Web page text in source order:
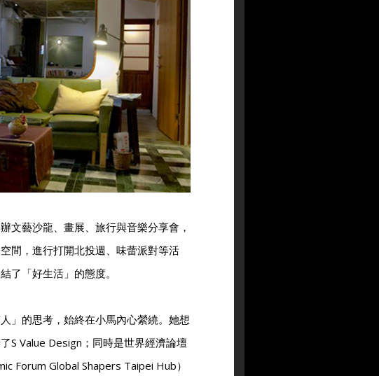
文藝沙龍、畫展、旅行與音樂分享會，
間，進行打開北投週、味蕾派對等活
了「好生活」的態度。
」的思考，始終在小馬內心縈繞。她想
S Value Design；同時是世界經濟論壇
Forum Global Shapers Taipei Hub）